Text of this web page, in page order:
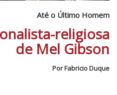
Até o Último Homem
religiosa
de Mel Gibson
Por Fabricio Duque